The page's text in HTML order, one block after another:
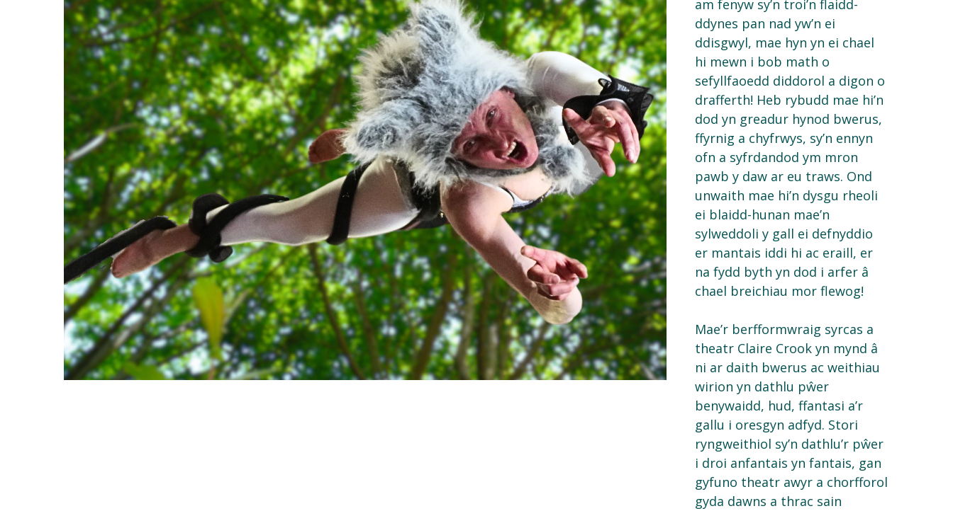
amfenyw sy’n troi’n flaidd-
ddynes pan nad yw’n ei
ddisgwyl, mae hyn yn ei chael
hi mewn i bob math o
sefyllfaoedd diddorol a digon o
drafferth! Heb rybudd mae hi’n
dodyn greadur hynod bwerus,
ffyrnig a chyfrwys, sy’n ennyn
ofn a syfrdandod ym mron
pawb y daw ar eu traws. Ond
unwaith mae hi’n dysgu rheoli
ei blaidd-hunan mae’n
sylweddoli y gall ei defnyddio
er mantais iddi hi ac eraill, er
nafydd byth yn dod i arfer â
chael breichiau morflewog!
Mae’r berfformwraig syrcas a
theatr Claire Crookyn mynd â
ni ar daith bwerus acweithiau
wirion yn dathlu pŵer
benywaidd, hud,ffantasi a’r
gallu i oresgyn adfyd. Stori
ryngweithiol sy’n dathlu’r pŵer
i droi anfantais yn fantais, gan
gyfuno theatr awyr a chorfforol
gyda dawns a thrac sain